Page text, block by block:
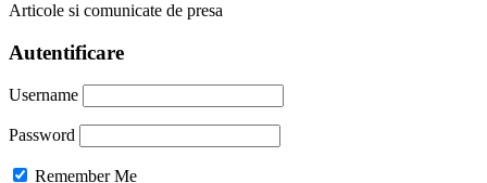
Articole si comunicate de presa
Autentificare
Username
Password
Remember Me